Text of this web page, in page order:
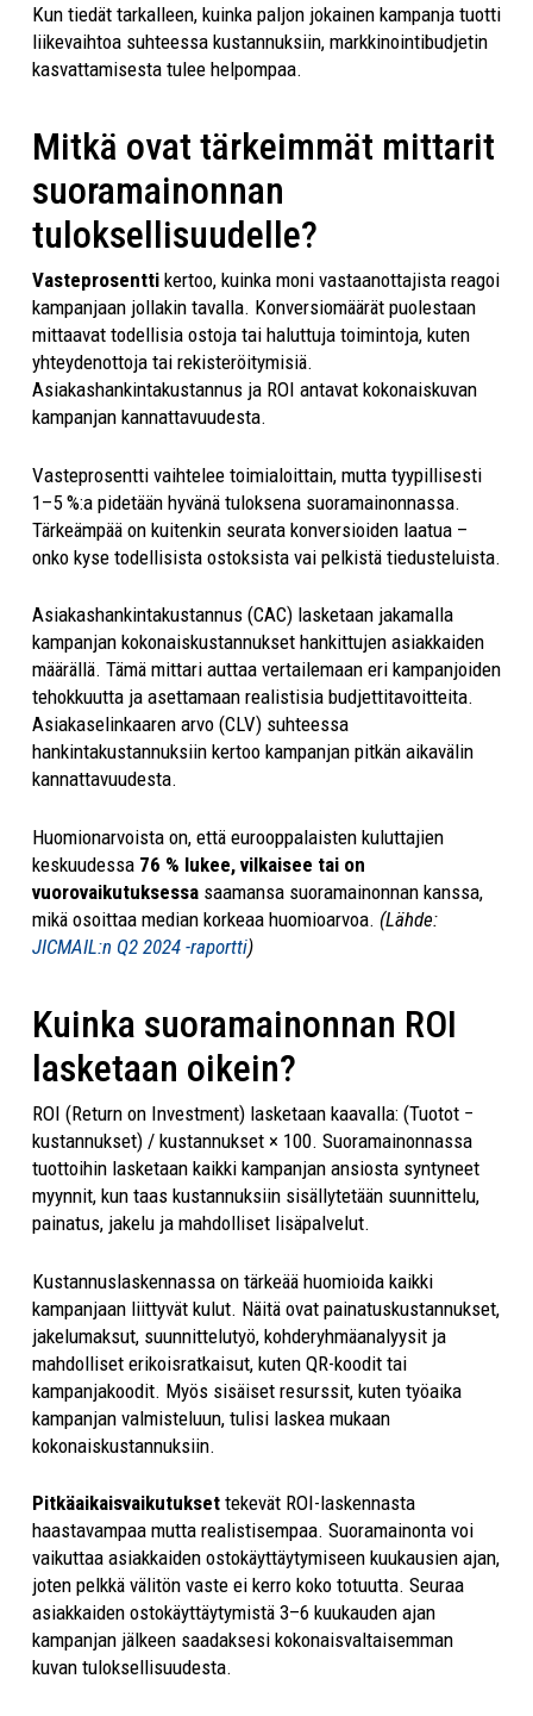
Kun tiedät tarkalleen, kuinka paljon jokainen kampanja tuotti
liikevaihtoa suhteessa kustannuksiin, markkinointibudjetin
kasvattamisesta tulee helpompaa.
Mitkä ovat tärkeimmät mittarit
suoramainonnan
tuloksellisuudelle?
Vasteprosenttikertoo, kuinka moni vastaanottajista reagoi
kampanjaan jollakin tavalla. Konversiomäärät puolestaan
mittaavat todellisia ostoja tai haluttuja toimintoja, kuten
yhteydenottoja tai rekisteröitymisiä.
Asiakashankintakustannus ja ROI antavat kokonaiskuvan
kampanjan kannattavuudesta.
Vasteprosentti vaihtelee toimialoittain, mutta tyypillisesti
1–5 %:a pidetään hyvänä tuloksena suoramainonnassa.
Tärkeämpää on kuitenkin seurata konversioiden laatua –
onko kyse todellisista ostoksista vai pelkistä tiedusteluista.
Asiakashankintakustannus (CAC) lasketaan jakamalla
kampanjan kokonaiskustannukset hankittujen asiakkaiden
määrällä. Tämä mittari auttaa vertailemaan eri kampanjoiden
tehokkuutta ja asettamaan realistisia budjettitavoitteita.
Asiakaselinkaaren arvo (CLV) suhteessa
hankintakustannuksiin kertoo kampanjan pitkän aikavälin
kannattavuudesta.
Huomionarvoista on, että eurooppalaisten kuluttajien
keskuudessa 76 % lukee, vilkaisee tai on
vuorovaikutuksessasaamansa suoramainonnan kanssa,
mikä osoittaa median korkeaa huomioarvoa. (Lähde:
JICMAIL:n Q2 2024 -raportti)
Kuinka suoramainonnan ROI
lasketaan oikein?
ROI (Return on Investment) lasketaan kaavalla: (Tuotot −
kustannukset) / kustannukset × 100. Suoramainonnassa
tuottoihin lasketaan kaikki kampanjan ansiosta syntyneet
myynnit, kun taas kustannuksiin sisällytetään suunnittelu,
painatus, jakelu ja mahdolliset lisäpalvelut.
Kustannuslaskennassa on tärkeää huomioida kaikki
kampanjaan liittyvät kulut. Näitä ovat painatuskustannukset,
jakelumaksut, suunnittelutyö, kohderyhmäanalyysit ja
mahdolliset erikoisratkaisut, kuten QR-koodit tai
kampanjakoodit. Myös sisäiset resurssit, kuten työaika
kampanjan valmisteluun, tulisi laskea mukaan
kokonaiskustannuksiin.
Pitkäaikaisvaikutuksettekevät ROI-laskennasta
haastavampaa mutta realistisempaa. Suoramainonta voi
vaikuttaa asiakkaiden ostokäyttäytymiseen kuukausien ajan,
joten pelkkä välitön vaste ei kerro koko totuutta. Seuraa
asiakkaiden ostokäyttäytymistä 3–6 kuukauden ajan
kampanjan jälkeen saadaksesi kokonaisvaltaisemman
kuvan tuloksellisuudesta.